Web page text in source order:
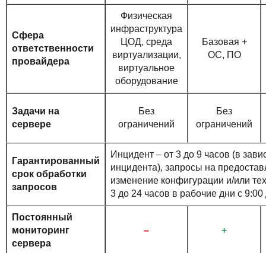
Сфера
ответственности
провайдера
Физическая
инфраструктура
ЦОД, среда
виртуализации,
виртуальное
оборудование
Базовая +
ОС, ПО
Задачи на
сервере
Без
ограничений
Без
ограничений
Гарантированный
срок обработки
запросов
Инцидент – от 3 до 9 часов (в
инцидента), запросы на
изменение конфигурации и/или
3 до 24 часов в рабочие дни с 9:00
Постоянный
мониторинг
сервера
– +